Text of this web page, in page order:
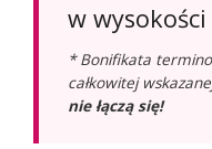
w wysokości
* Bonifikata
całkowitej
nie łączą się!